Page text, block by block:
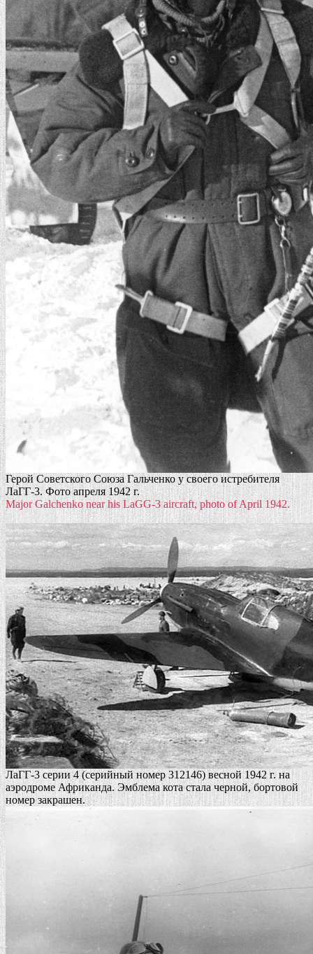
Герой Советского Союза Гальченко у своего истребителя
ЛаГГ-3. Фото апреля 1942 г.
Major Galchenko near his LaGG-3 aircraft, photo of April 1942.
ЛаГГ-3 серии 4 (серийный номер 312146) весной 1942 г. на
аэродроме Африканда. Эмблема кота стала черной, бортовой
номер закрашен.